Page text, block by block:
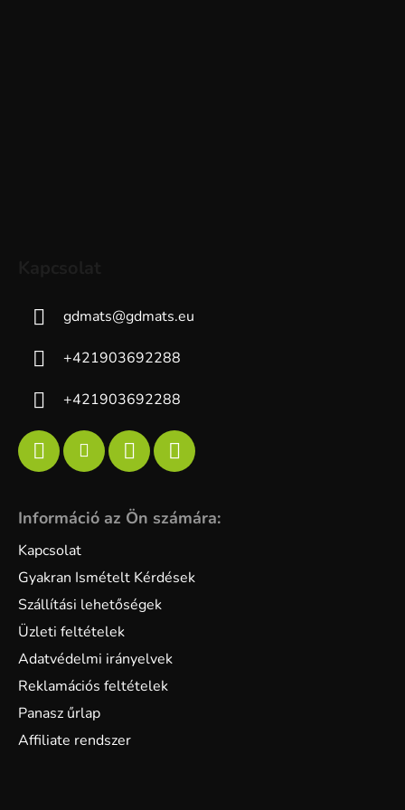
gdmats@gdmats.eu
+421903692288
+421903692288
Információ az Ön számára:
Kapcsolat
Gyakran Ismételt Kérdések
Szállítási lehetőségek
Üzleti feltételek
Adatvédelmi irányelvek
Reklamációs feltételek
Panasz űrlap
Affiliate rendszer